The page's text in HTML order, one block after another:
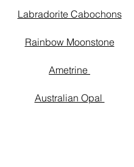
Labradorite Cabochons
Rainbow Moonstone
Ametrine
Australian Opal